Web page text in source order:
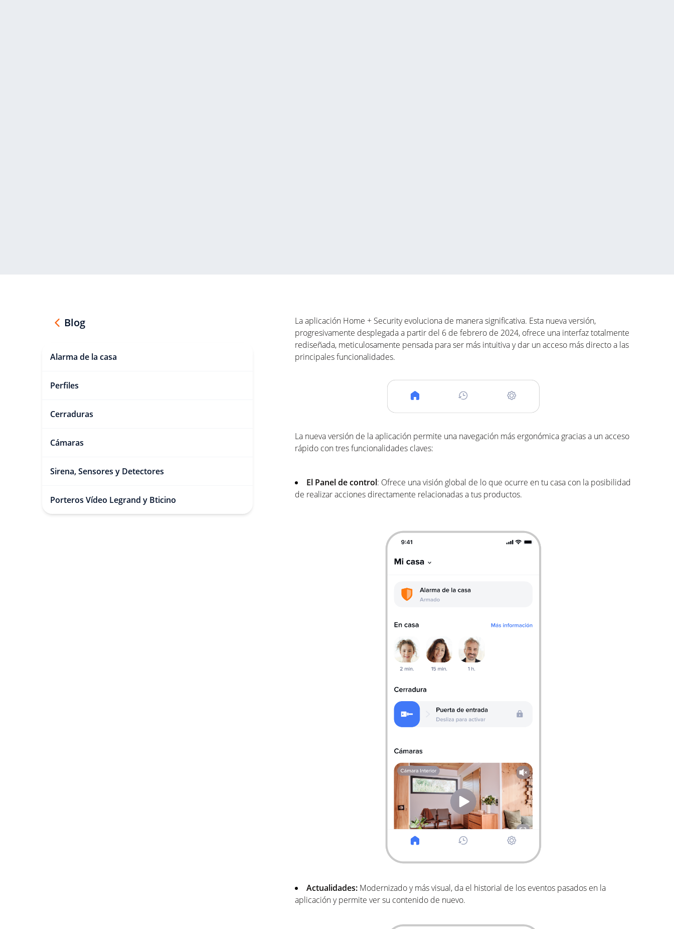
Blog
Alarma de la casa
Perfiles
Cerraduras
Cámaras
Sirena, Sensores y Detectores
Porteros Vídeo Legrand y Bticino
La aplicación Home + Security evoluciona de manera significativa. Esta nueva versión,
progresivamente desplegada a partir del 6 de febrero de 2024, ofrece una interfaz totalmente
rediseñada, meticulosamente pensada para ser más intuitiva y dar un acceso más directo a las
principales funcionalidades.
La nueva versión de la aplicación permite una navegación más ergonómica gracias a un acceso
rápido con tres funcionalidades claves:
El Panel de control: Ofrece una visión global de lo que ocurre en tu casa con la posibilidad
de realizar acciones directamente relacionadas a tus productos.
Actualidades: Modernizado y más visual, da el historial de los eventos pasados en la
aplicación y permite ver su contenido de nuevo.